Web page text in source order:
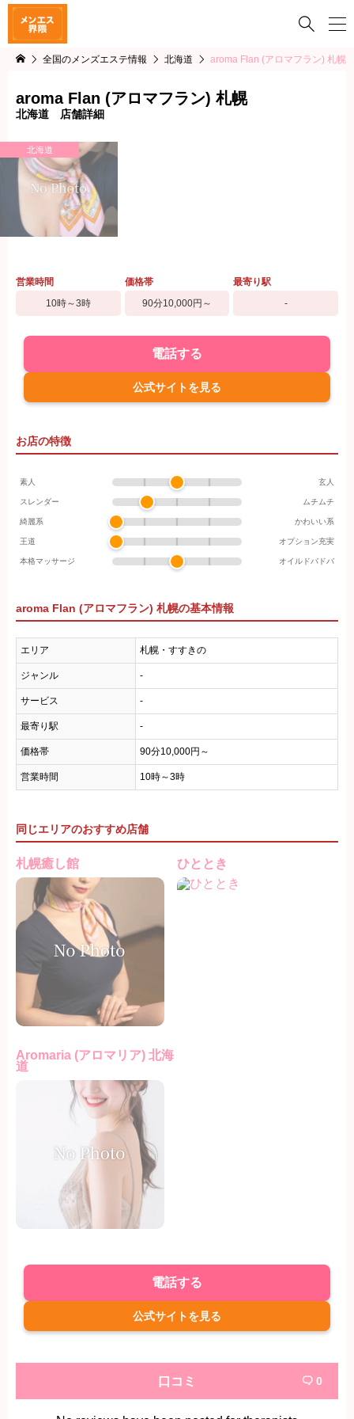

全国のメンズエステ情報 北海道 aroma Flan (アロマフラン) 札幌
aroma Flan (アロマフラン) 札幌
北海道 店舗詳細
北海道
営業時間
10時～3時
価格帯
90分10,000円～
最寄り駅
-
電話する
公式サイトを見る
お店の特徴
素人 玄人
スレンダー ムチムチ
綺麗系 かわいい系
王道 オプション充実
本格マッサージ オイルドバドバ
aroma Flan (アロマフラン) 札幌の基本情報
エリア 札幌・すすきの
ジャンル -
サービス -
最寄り駅 -
価格帯 90分10,000円～
営業時間 10時～3時
同じエリアのおすすめ店舗
札幌癒し館 ひととき
Aromaria (アロマリア) 北海
道
電話する
公式サイトを見る
口コミ  0